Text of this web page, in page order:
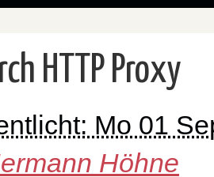
HTTP Proxy
Mo 01
Höhne